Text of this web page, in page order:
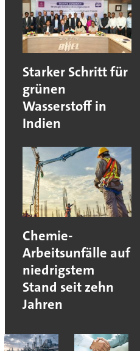
Starker Schritt für
grünen
Wasserstoff in
Indien
Chemie-
Arbeitsunfälle auf
niedrigstem
Stand seit zehn
Jahren